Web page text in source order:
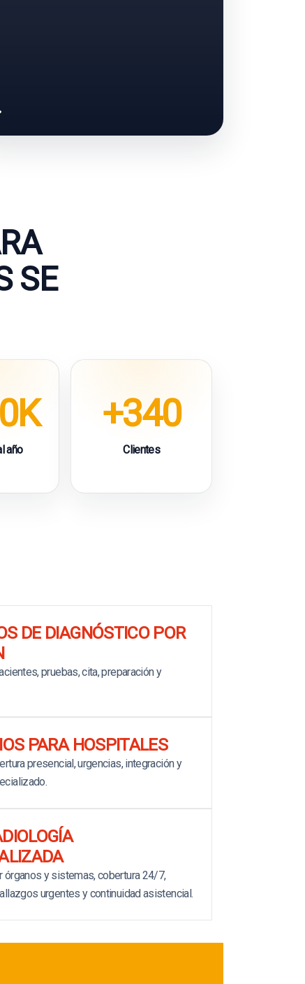
SE
año
+340
Clientes
DE DIAGNÓSTICO POR
pruebas, cita, preparación y
PARA HOSPITALES
presencial, urgencias, integración y
órganos y sistemas, cobertura 24/7,
urgentes y continuidad asistencial.